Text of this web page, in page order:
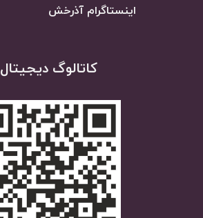
اینستاگرام آذرخش
کاتالوگ دیجیتال